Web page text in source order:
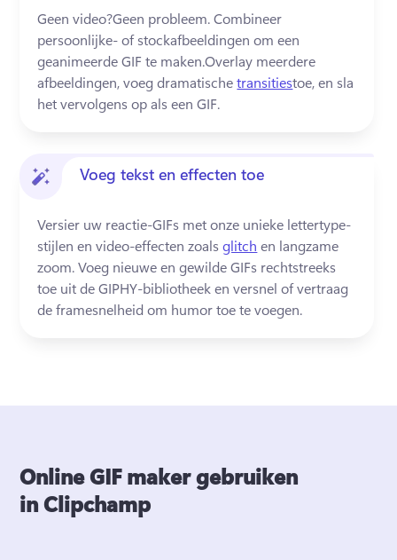
Geen video?Geen probleem. Combineer
persoonlijke- of stockafbeeldingen om een ​​
geanimeerde GIF te maken.Overlay meerdere
afbeeldingen, voeg dramatische transitiestoe, en sla
het vervolgens op als een GIF.
Voeg tekst en effecten toe
Versier uw reactie-GIFs met onze unieke lettertype-
stijlen en video-effecten zoals glitch en langzame
zoom. Voeg nieuwe en gewilde GIFs rechtstreeks
toe uit de GIPHY-bibliotheek en versnel of vertraag
de framesnelheid om humor toe te voegen.
Online GIF maker gebruiken
in Clipchamp